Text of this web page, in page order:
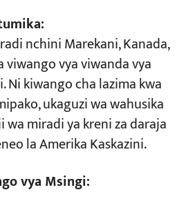
nchini Marekani, Kanada,
vya viwanda vya
Ni kiwango cha lazima kwa
ukaguzi wa wahusika
miradi ya kreni za daraja
la Amerika Kaskazini.
vya Msingi: